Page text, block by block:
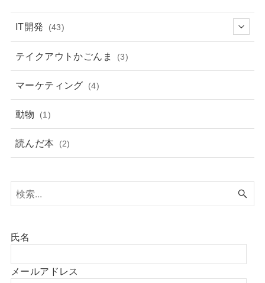
IT開発 (43)
テイクアウトかごんま (3)
マーケティング (4)
動物 (1)
読んだ本 (2)
氏名
メールアドレス